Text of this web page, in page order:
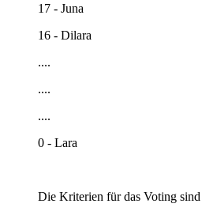
17 - Juna
16 - Dilara
....
....
....
0 - Lara
Die Kriterien für das Voting